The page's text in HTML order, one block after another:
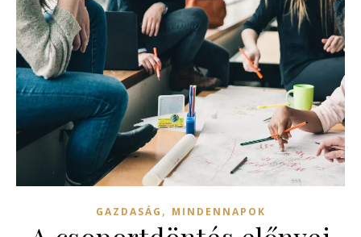
GAZDASÁG , MINDENNAPOK